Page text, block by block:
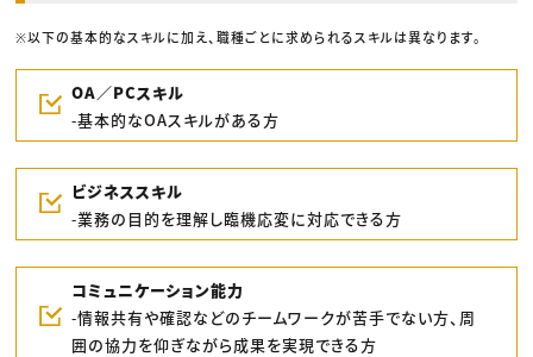
※以下の基本的なスキルに加え、職種ごとに求められるスキルは異なります。
OA／PCスキル
‐基本的なOAスキルがある方
ビジネススキル
‐業務の目的を理解し臨機応変に対応できる方
コミュニケーション能力
‐情報共有や確認などのチームワークが苦手でない方、周
囲の協力を仰ぎながら成果を実現できる方